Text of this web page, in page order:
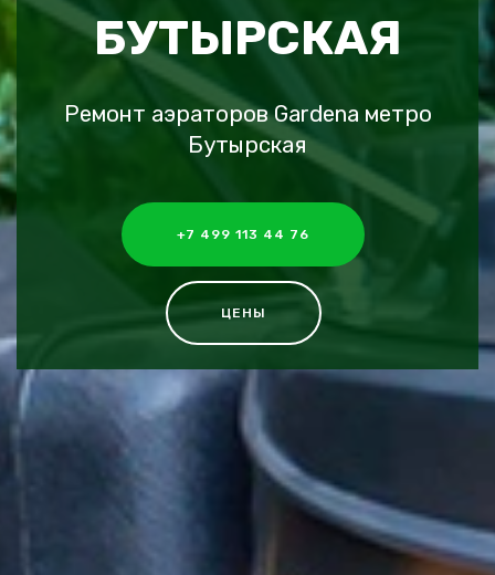
БУТЫРСКАЯ
Ремонт аэраторов Gardena метро
Бутырская
+7 499 113 44 76
ЦЕНЫ